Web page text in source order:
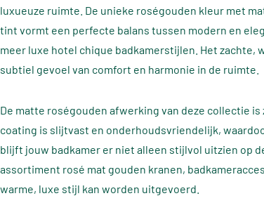
luxueuze ruimte. De unieke roségouden kleur met
tint vormt een perfecte balans tussen modern en
meer luxe hotel chique badkamerstijlen. Het zachte,
subtiel gevoel van comfort en harmonie in de ruimte.
De matte roségouden afwerking van deze collectie
coating is slijtvast en onderhoudsvriendelijk,
blijft jouw badkamer er niet alleen stijlvol uitzien op
assortiment rosé mat gouden kranen,
warme, luxe stijl kan worden uitgevoerd.